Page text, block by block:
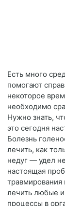
Есть много
помогают
некоторое
необходимо
Нужно знать,
это сегодня
Болезнь
лечить, как
недуг — удел
настоящая
травмирования
лечить любые
процессы в